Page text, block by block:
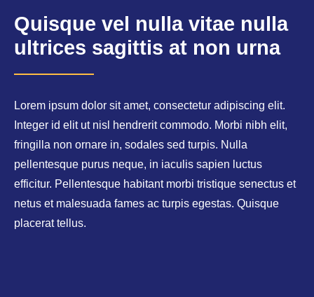
Quisque vel nulla vitae nulla
ultrices sagittis at non urna
Lorem ipsum dolor sit amet, consectetur adipiscing elit.
Integer id elit ut nisl hendrerit commodo. Morbi nibh elit,
fringilla non ornare in, sodales sed turpis. Nulla
pellentesque purus neque, in iaculis sapien luctus
efficitur. Pellentesque habitant morbi tristique senectus et
netus et malesuada fames ac turpis egestas. Quisque
placerat tellus.